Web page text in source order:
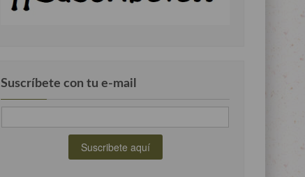
Suscríbete con tu e-mail